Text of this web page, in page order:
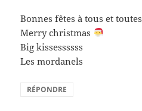
Bonnes fêtes à tous et toutes
Merry christmas
Big kissessssss
Les mordanels
RÉPONDRE